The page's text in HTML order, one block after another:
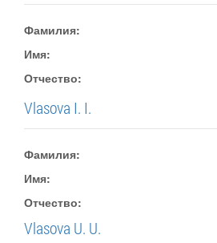
Фамилия:
Имя:
Отчество:
Vlasova I. I.
Фамилия:
Имя:
Отчество:
Vlasova U. U.